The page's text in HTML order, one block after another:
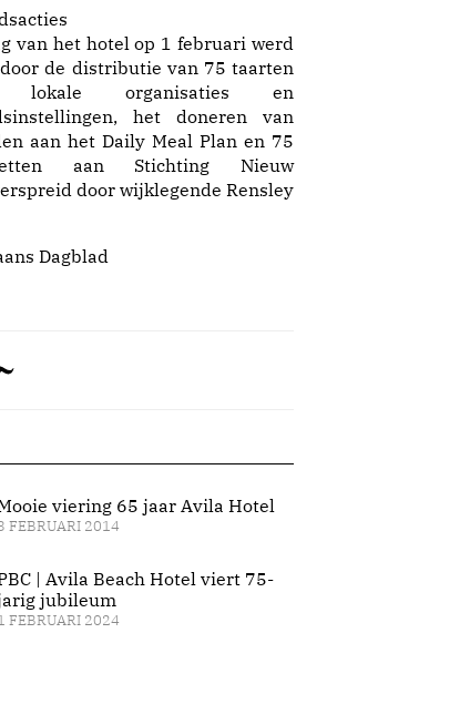
van het hotel op 1 februari werd
de distributie van 75 taarten
organisaties en
het doneren van
aan het Daily Meal Plan en 75
aan Stichting Nieuw
door wijklegende Rensley
Dagblad
viering 65 jaar Avila Hotel
FEBRUARI 2014
| Avila Beach Hotel viert 75-
jubileum
FEBRUARI 2024